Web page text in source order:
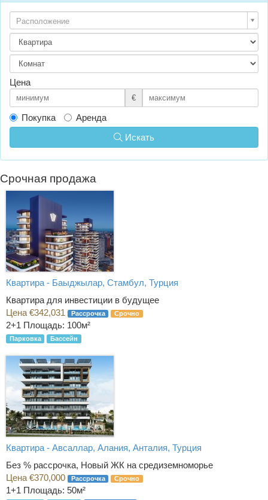
Расположение
Цена
€
Покупка
Аренда
Искать
Срочная продажа
Квартира - Баыджылар, Стамбул, Турция
Квартира для инвестиции в будущее
Цена €342,031
Рассрочка Срочно
2+1 Площадь: 100м²
Парковка Бассейн
Квартира - Авсаллар, Алания, Анталия, Турция
Без % рассрочка, Новый ЖК на средиземноморье
Цена €370,000
Рассрочка Срочно
1+1 Площадь: 50м²